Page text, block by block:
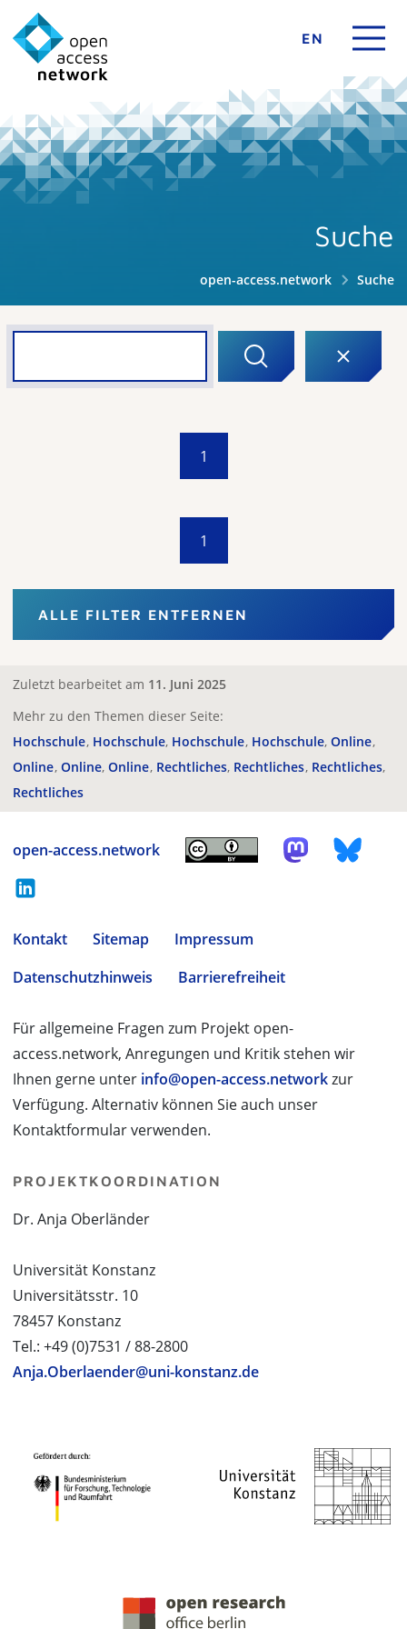
EN
Suche
open-access.network Suche
1
1
ALLE FILTER ENTFERNEN
Zuletzt bearbeitet am 11. Juni 2025
Mehr zu den Themen dieser Seite:
Hochschule Hochschule Hochschule Hochschule Online
Online Online Online Rechtliches Rechtliches Rechtliches
Rechtliches
open-access.network
Kontakt Sitemap
Impressum
Datenschutzhinweis
Barrierefreiheit
Für allgemeine Fragen zum Projekt open-
access.network, Anregungen und Kritik stehen wir
Ihnen gerne unter info@open-access.networkzur
Verfügung. Alternativ können Sie auch unser
Kontaktformular verwenden.
PROJEKTKOORDINATION
Dr. Anja Oberländer
Universität Konstanz
Universitätsstr. 10
78457 Konstanz
Tel.: +49 (0)7531 / 88-2800
Anja.Oberlaender@uni-konstanz.de